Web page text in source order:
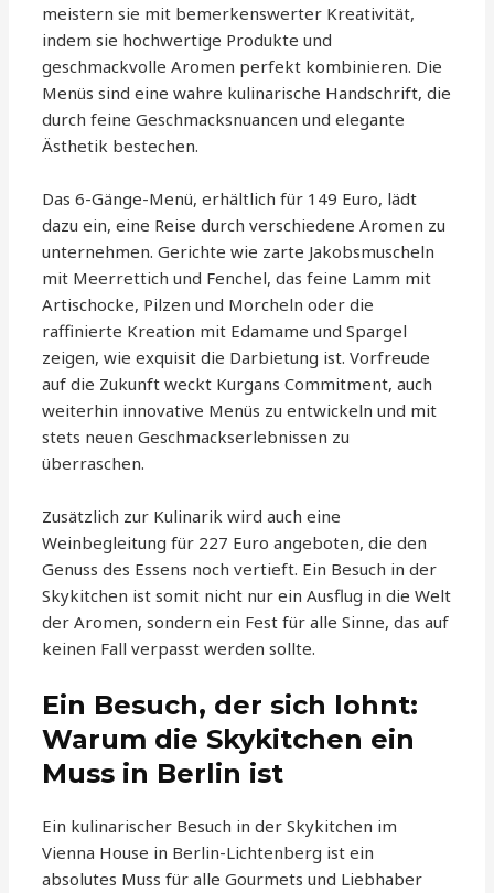
meistern sie mit bemerkenswerter Kreativität,
indem sie hochwertige Produkte und
geschmackvolle Aromen perfekt kombinieren. Die
Menüs sind eine wahre kulinarische Handschrift, die
durch feine Geschmacksnuancen und elegante
Ästhetik bestechen.
Das 6-Gänge-Menü, erhältlich für 149 Euro, lädt
dazu ein, eine Reise durch verschiedene Aromen zu
unternehmen. Gerichte wie zarte Jakobsmuscheln
mit Meerrettich und Fenchel, das feine Lamm mit
Artischocke, Pilzen und Morcheln oder die
raffinierte Kreation mit Edamame und Spargel
zeigen, wie exquisit die Darbietung ist. Vorfreude
auf die Zukunft weckt Kurgans Commitment, auch
weiterhin innovative Menüs zu entwickeln und mit
stets neuen Geschmackserlebnissen zu
überraschen.
Zusätzlich zur Kulinarik wird auch eine
Weinbegleitung für 227 Euro angeboten, die den
Genuss des Essens noch vertieft. Ein Besuch in der
Skykitchen ist somit nicht nur ein Ausflug in die Welt
der Aromen, sondern ein Fest für alle Sinne, das auf
keinen Fall verpasst werden sollte.
Ein Besuch, der sich lohnt:
Warum die Skykitchen ein
Muss in Berlin ist
Ein kulinarischer Besuch in der Skykitchen im
Vienna House in Berlin-Lichtenberg ist ein
absolutes Muss für alle Gourmets und Liebhaber